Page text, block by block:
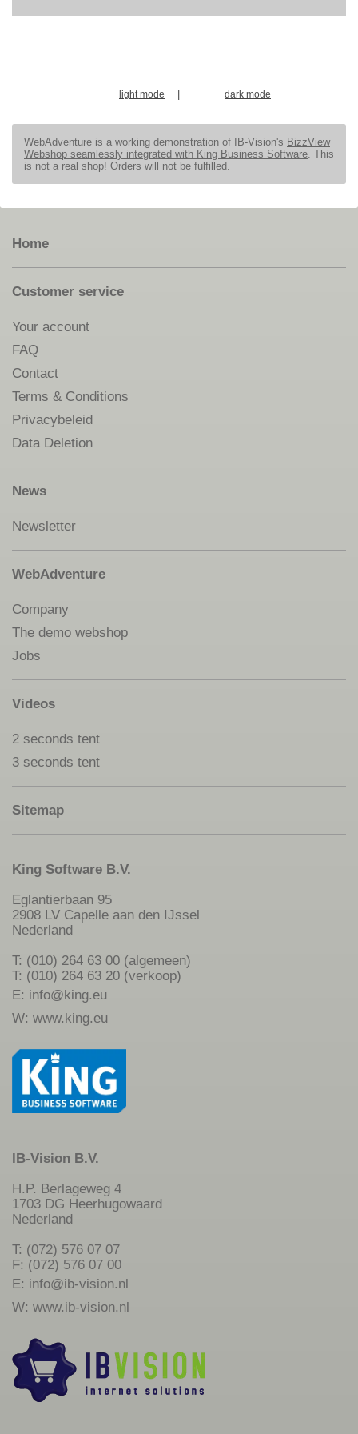
light mode dark mode
WebAdventure is a working demonstration of IB-Vision's BizzView
Webshop seamlessly integrated with King Business Software. This
is not a real shop! Orders will not be fulfilled.
Home
Customer service
Your account
FAQ
Contact
Terms & Conditions
Privacybeleid
Data Deletion
News
Newsletter
WebAdventure
Company
The demo webshop
Jobs
Videos
2 seconds tent
3 seconds tent
Sitemap
King Software B.V.
Eglantierbaan 95
2908 LV Capelle aan den IJssel
Nederland
T: (010) 264 63 00 (algemeen)
T: (010) 264 63 20 (verkoop)
E: info@king.eu
W: www.king.eu
IB-Vision B.V.
H.P. Berlageweg 4
1703 DG Heerhugowaard
Nederland
T: (072) 576 07 07
F: (072) 576 07 00
E: info@ib-vision.nl
W: www.ib-vision.nl